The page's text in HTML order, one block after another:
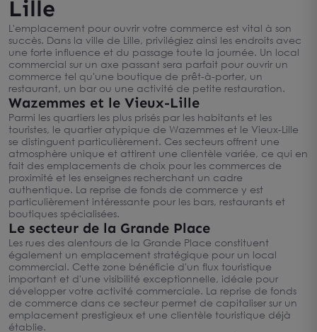
Lille
L'emplacement pour ouvrir votre commerce est vital à son
succès. Dans la ville de Lille, privilégiez ainsi les endroits avec
une forte influence et du passage toute la journée. Un local
commercial sur un axe passant sera parfait pour ouvrir un
commerce tel qu'une boutique de prêt-à-porter, un
restaurant, un bar ou une activité de petite restauration.
Wazemmes et le Vieux-Lille
Parmi les quartiers les plus prisés par les habitants et les
touristes, le quartier atypique de Wazemmes et le Vieux-Lille
se distinguent particulièrement. Ces secteurs offrent une
atmosphère unique et attirent une clientèle variée, ce qui en
fait des emplacements de choix pour les commerces de
proximité et les enseignes recherchant un cadre
authentique. La reprise de fonds de commerce y est
particulièrement intéressante pour les bars, restaurants et
boutiques spécialisées.
Le secteur de la Grande Place
Les rues des alentours de la Grande Place constituent
également un emplacement stratégique pour un local
commercial. Cette zone bénéficie d'un flux touristique
important et d'une visibilité exceptionnelle, idéale pour
développer votre activité commerciale. La reprise de fonds
de commerce dans ce secteur permet de capitaliser sur un
emplacement prestigieux et une clientèle touristique déjà
établie.